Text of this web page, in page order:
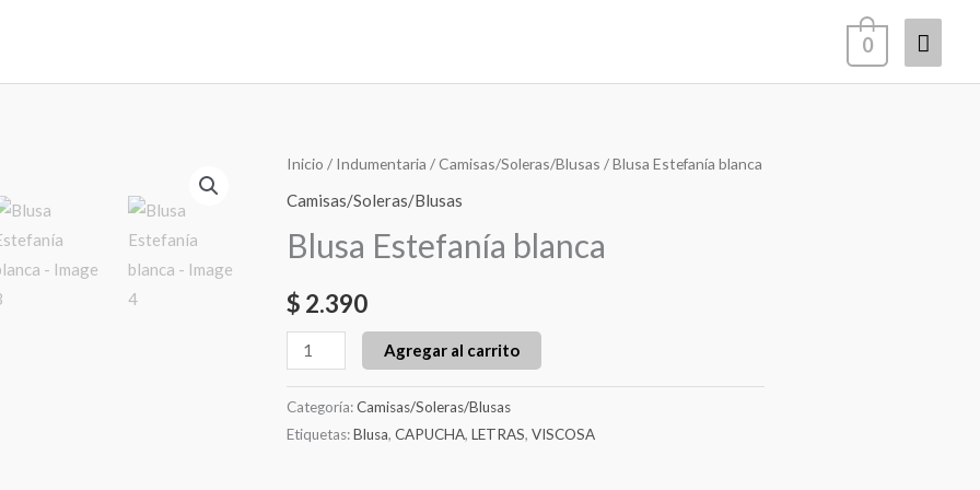
Menú
0
Inicio / Indumentaria /Camisas/Soleras/Blusas / Blusa Estefanía blanca
Camisas/Soleras/Blusas
Blusa Estefanía blanca
$ 2.390
Blusa
Estefanía
cantidad
Agregar al carrito
Categoría:Camisas/Soleras/Blusas
Etiquetas:Blusa, CAPUCHA, LETRAS, VISCOSA